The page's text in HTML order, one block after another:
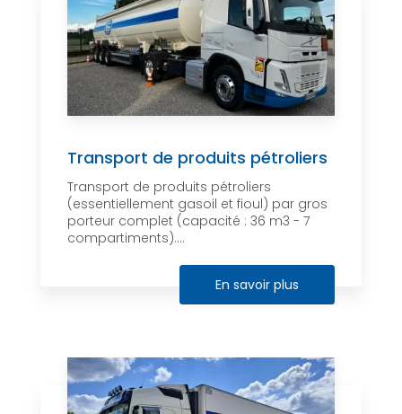
Transport de produits pétroliers
Transport de produits pétroliers
(essentiellement gasoil et fioul) par gros
porteur complet (capacité : 36 m3 - 7
compartiments)....
En savoir plus